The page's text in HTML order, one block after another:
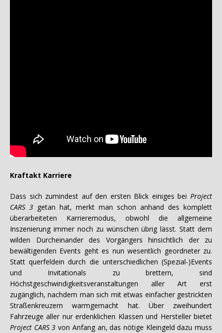
Kraftakt Karriere
Dass sich zumindest auf den ersten Blick einiges bei Project
CARS 3 getan hat, merkt man schon anhand des komplett
überarbeiteten Karrieremodus, obwohl die allgemeine
Inszenierung immer noch zu wünschen übrig lässt. Statt dem
wilden Durcheinander des Vorgängers hinsichtlich der zu
bewältigenden Events geht es nun wesentlich geordneter zu.
Statt querfeldein durch die unterschiedlichen (Spezial-)Events
und Invitationals zu brettern, sind
Höchstgeschwindigkeitsveranstaltungen aller Art erst
zugänglich, nachdem man sich mit etwas einfacher gestrickten
Straßenkreuzern warmgemacht hat. Über zweihundert
Fahrzeuge aller nur erdenklichen Klassen und Hersteller bietet
Project CARS 3 von Anfang an, das nötige Kleingeld dazu muss